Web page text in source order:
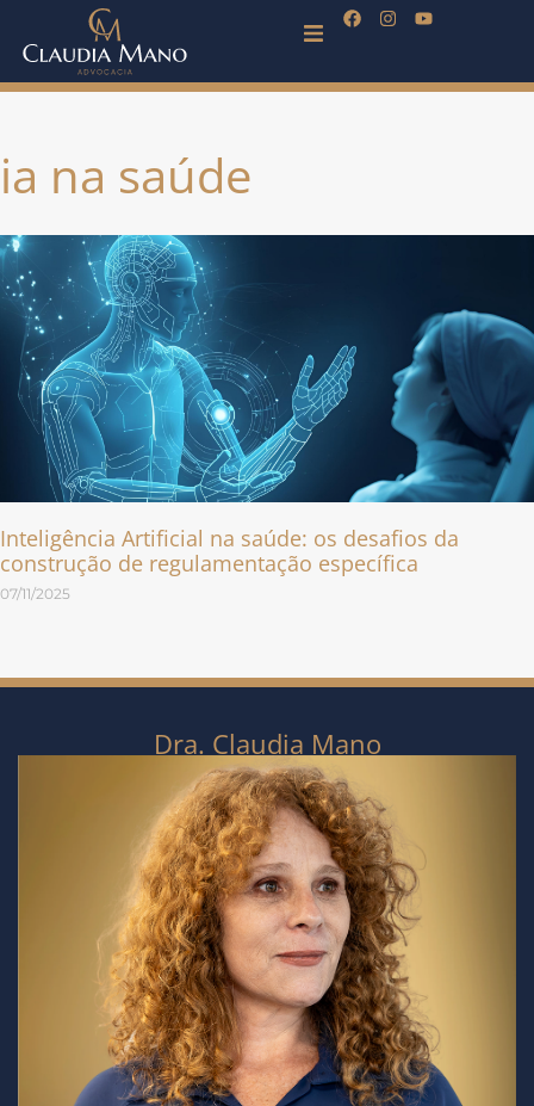
ia na saúde
Inteligência Artificial na saúde: os desafios da
construção de regulamentação específica
07/11/2025
Dra. Claudia Mano